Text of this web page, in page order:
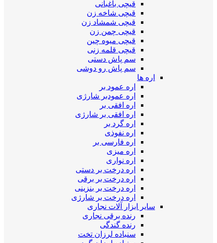
قیچی باغبانی
قیچی شاخه زن
قیچی شمشاد زن
قیچی چمن زن
قیچی میوه چین
قیچی قلمه زنی
سم پاش دستی
سم پاش رو دوشی
اره ها
اره عمود بر
اره عمودبر شارژی
اره افقی بر
اره افقی بر شارژی
اره گرد بر
اره نفوذی
اره فارسی بر
اره میزی
اره نواری
اره درخت بر دستی
اره درخت بر برقی
اره درخت بر بنزینی
اره درخت بر شارژی
سایر ابزار آلات نجاری
رنده برقی نجاری
رنده گندگی
سنباده لرزان تخت